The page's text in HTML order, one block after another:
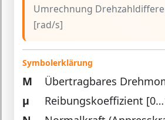
Umrechnung
[rad/s]
Symbolerklärung
M
Übertragbares
μ
Reibungskoeffizient